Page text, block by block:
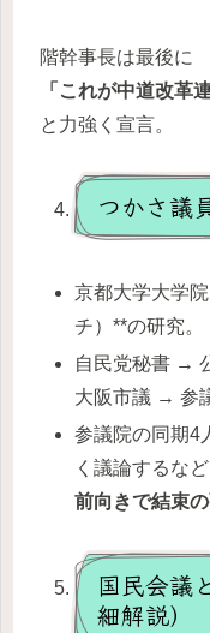
階幹事長は最後に
「これが中道改革
と力強く宣言。
つかさ議
京都大学大学
チ）**の研究。
自民党秘書 →
大阪市議 → 参
参議院の同期4
く議論するなど
前向きで結束
国民会議
細解説）